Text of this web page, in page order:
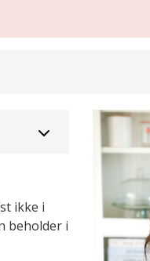
ikke i
beholder i